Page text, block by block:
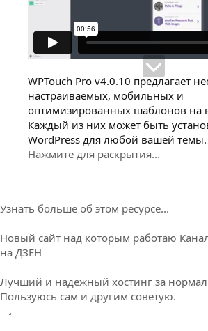
WPTouch Pro v4.0.10 предлагает
настраиваемых, мобильных и
оптимизированных шаблонов на
Каждый из них может быть
WordPress для любой вашей темы.
Нажмите для раскрытия...
Узнать больше об этом ресурсе...
Новый сайт над которым работаю
на ДЗЕН
Лучший и надежный хостинг за
Пользуюсь сам и другим советую.